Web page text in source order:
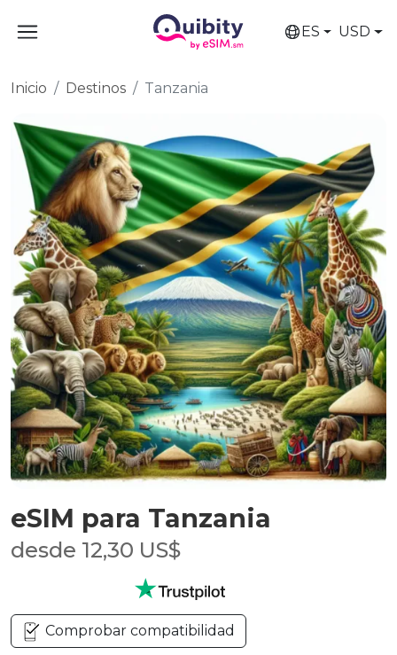
ES USD
Inicio Destinos Tanzania
eSIM para Tanzania
desde 12,30 US$
Comprobar compatibilidad